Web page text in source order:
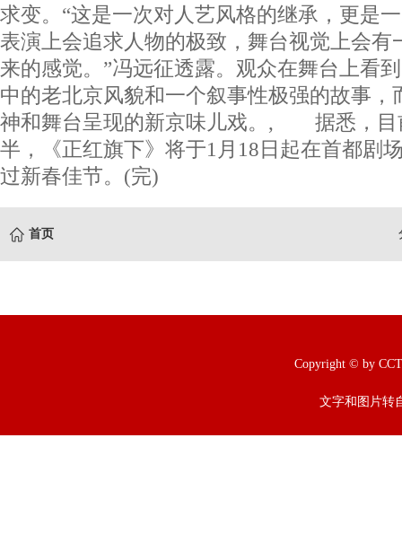
求变。“这是一次对人艺风格的继承，更是
表演上会追求人物的极致，舞台视觉上会有
来的感觉。”冯远征透露。观众在舞台上看
中的老北京风貌和一个叙事性极强的故事，
神和舞台呈现的新京味儿戏。, 据悉，目
半，《正红旗下》将于1月18日起在首都剧
过新春佳节。(完)
首页
Copyright © by
文字和图片转